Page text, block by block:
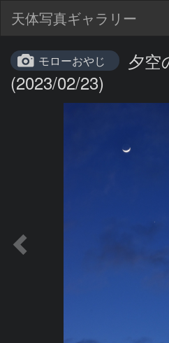
天体写真ギャラリー
モローおやじ
夕空
(2023/02/23)